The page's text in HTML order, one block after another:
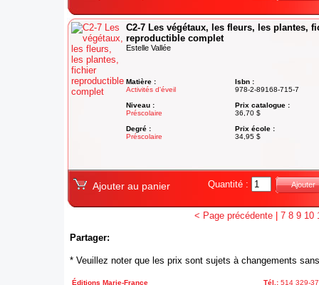
C2-7 Les végétaux, les fleurs, les plantes,
reproductible complet
Estelle Vallée
Matière :
Activités d'éveil
Niveau :
Préscolaire
Degré :
Préscolaire
Isbn :
978-2-89168-715-7
Prix catalogue :
36,70 $
Prix école :
34,95 $
Ajouter au panier Quantité : Ajouter
< Page précédente| 7 8 9 10
Partager:
* Veuillez noter que les prix sont sujets à changements
Éditions Marie-France Tél.: 514 329-